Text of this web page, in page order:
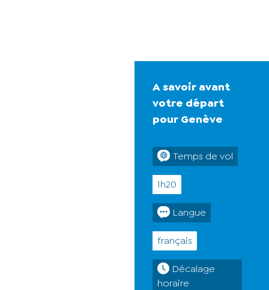
A savoir avant
votre départ
pour Genève
Temps de vol
1h20
Langue
français
Décalage
horaire